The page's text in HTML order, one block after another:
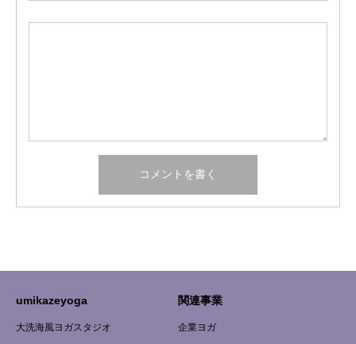
umikazeyoga
大洗海風ヨガスタジオ
関連事業
企業ヨガ